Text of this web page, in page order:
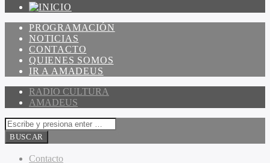
PROGRAMACIÓN
NOTICIAS
CONTACTO
QUIENES SOMOS
IR A AMADEUS
RADIO CULTURA
AMADEUS
Contacto